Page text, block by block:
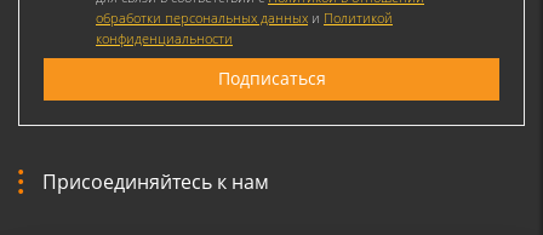
обработки персональных данных и Политикой
конфиденциальности
Присоединяйтесь к нам